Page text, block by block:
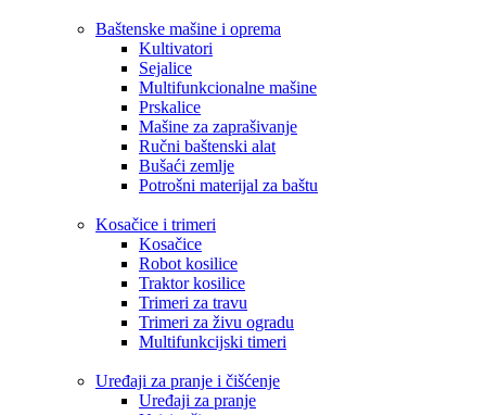
Baštenske mašine i oprema
Kultivatori
Sejalice
Multifunkcionalne mašine
Prskalice
Mašine za zaprašivanje
Ručni baštenski alat
Bušaći zemlje
Potrošni materijal za baštu
Kosačice i trimeri
Kosačice
Robot kosilice
Traktor kosilice
Trimeri za travu
Trimeri za živu ogradu
Multifunkcijski timeri
Uređaji za pranje i čišćenje
Uređaji za pranje